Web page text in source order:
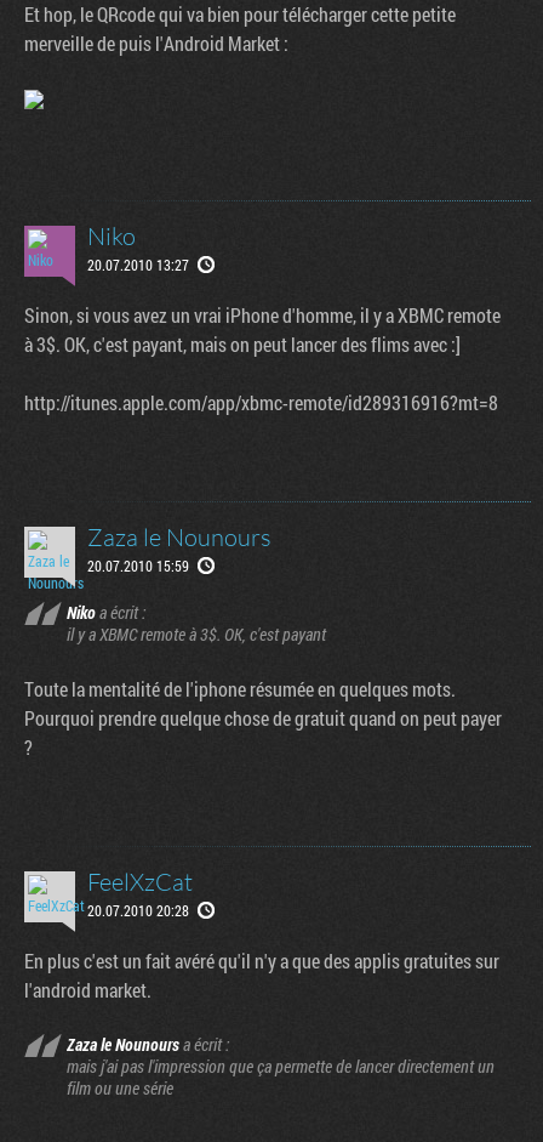
Et hop, le QRcode qui va bien pour télécharger cette petite
merveille de puis l'Android Market :
Niko
20.07.2010 13:27
Sinon, si vous avez un vrai iPhone d'homme, il y a XBMC remote
à 3$. OK, c'est payant, mais on peut lancer des flims avec :]
http://itunes.apple.com/app/xbmc-remote/id289316916?mt=8
Zaza le Nounours
20.07.2010 15:59
Nikoa écrit :
il y a XBMC remote à 3$. OK, c'est payant
Toute la mentalité de l'iphone résumée en quelques mots.
Pourquoi prendre quelque chose de gratuit quand on peut payer
?
FeelXzCat
20.07.2010 20:28
En plus c'est un fait avéré qu'il n'y a que des applis gratuites sur
l'android market.
Zaza le Nounoursa écrit :
mais j'ai pas l'impression que ça permette de lancer directement un
film ou une série